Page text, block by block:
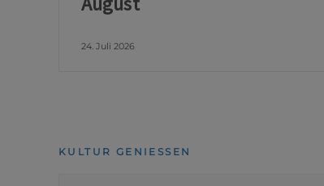
24. Juli 2026
KULTUR GENIESSEN